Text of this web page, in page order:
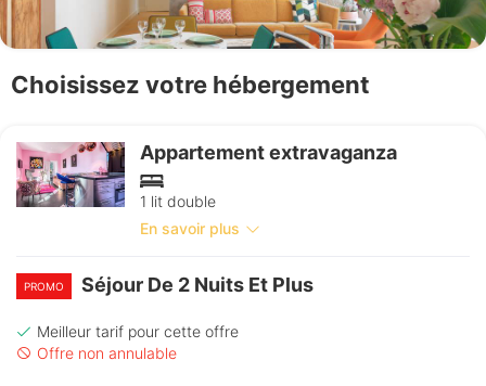
Choisissez votre hébergement
Appartement extravaganza
1 lit double
En savoir plus
PROMO Séjour De 2 Nuits Et Plus
Meilleur tarif pour cette offre
Offre non annulable